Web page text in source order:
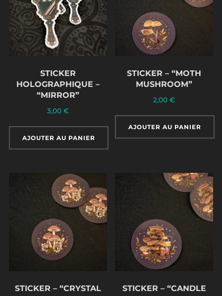
STICKER
HOLOGRAPHIQUE –
“MIRROR”
3,00 €
AJOUTER AU PANIER
STICKER – “MOTH
MUSHROOM”
2,00€
AJOUTER AU PANIER
STICKER – “CRYSTAL
STICKER – “CANDLE